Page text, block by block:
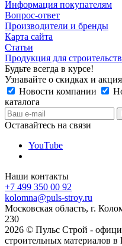
Информация покупателям
Вопрос-ответ
Производители и бренды
Карта сайта
Статьи
Продукция для
Будьте всегда в курсе!
Узнавайте о скидках и
Новости компании
каталога
Оставайтесь на связи
YouTube
Наши контакты
+7 499 350 00 92
kolomna@puls-stroy.ru
Московская область, г.
230
2026 © Пульс Строй -
строительных материалов